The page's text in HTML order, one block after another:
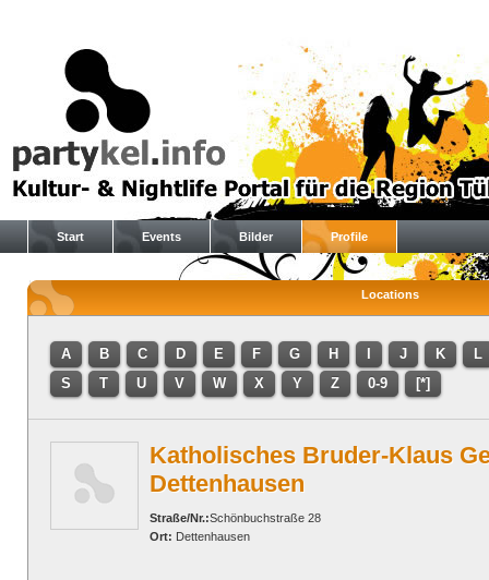
Start Events Bilder Profile
Locations
A B C D E F G H J K
L
S
T U V W X Y Z 0-9 [*]
Katholisches Bruder-Klaus
Dettenhausen
Straße/Nr.:Schönbuchstraße 28
Ort: Dettenhausen